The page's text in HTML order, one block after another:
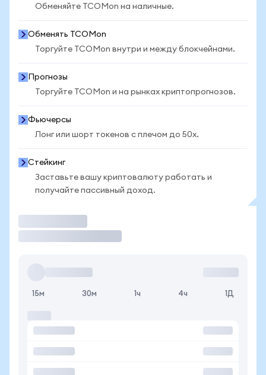
Обменяйте TCOMon на наличные.
Обменять TCOMon
Торгуйте TCOMon внутри и между блокчейнами.
Прогнозы
Торгуйте TCOMon и на рынках криптопрогнозов.
Фьючерсы
Лонг или шорт токенов с плечом до 50x.
Стейкинг
Заставьте вашу криптовалюту работать и
получайте пассивный доход.
15м 30м 1ч 4ч 1Д